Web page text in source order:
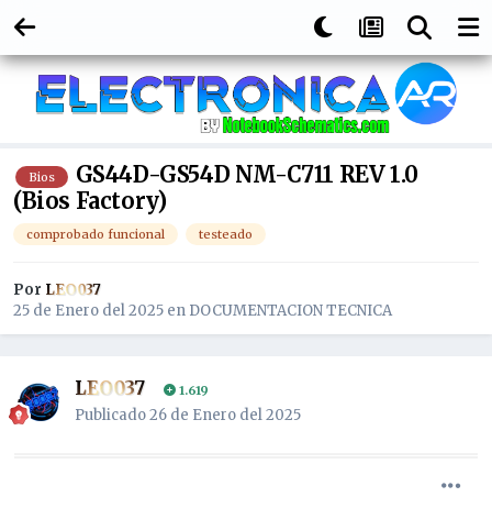
Bios
GS44D-GS54D NM-C711 REV 1.0
(Bios Factory)
comprobado funcional testeado
Por LEO037
25 de Enero del 2025 en DOCUMENTACION TECNICA
LEO037 1.619
Publicado26 de Enero del 2025